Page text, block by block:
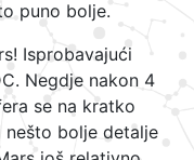
puno bolje.
Isprobavajući
Negdje nakon 4
se na kratko
nešto bolje detalje